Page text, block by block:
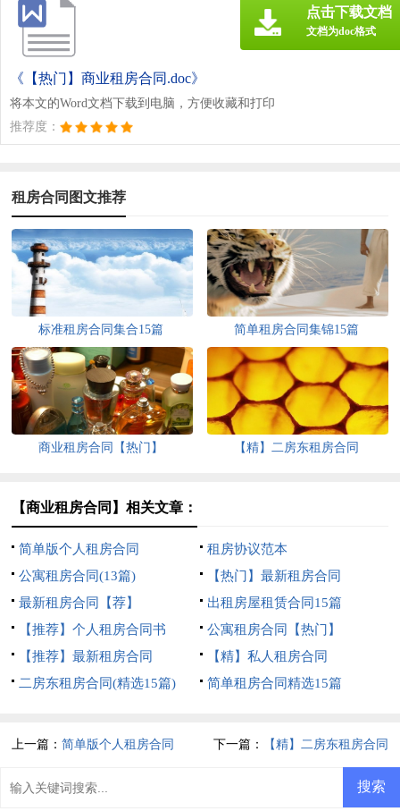
《【热门】商业租房合同.doc》
将本文的Word文档下载到电脑，方便收藏和打印
推荐度：
点击下载文档
文档为doc格式
租房合同图文推荐
标准租房合同集合15篇 简单租房合同集锦15篇
商业租房合同【热门】 【精】二房东租房合同
【商业租房合同】相关文章：
简单版个人租房合同
租房协议范本
公寓租房合同(13篇)
【热门】最新租房合同
最新租房合同【荐】
出租房屋租赁合同15篇
【推荐】个人租房合同书
公寓租房合同【热门】
【推荐】最新租房合同
【精】私人租房合同
二房东租房合同(精选15篇)
简单租房合同精选15篇
上一篇：简单版个人租房合同 下一篇： 【精】二房东租房合同